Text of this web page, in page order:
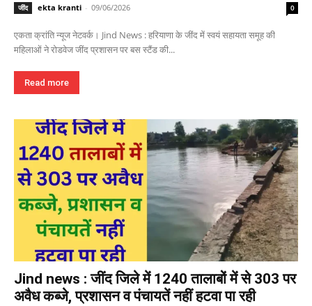
जींद ekta kranti - 09/06/2026 0
एकता क्रांति न्यूज नेटवर्क। Jind News : हरियाणा के जींद में स्वयं सहायता समूह की
महिलाओं ने रोडवेज जींद प्रशासन पर बस स्टैंड की...
Read more
Jind news : जींद जिले में 1240 तालाबों में से 303 पर
अवैध कब्जे, प्रशासन व पंचायतें नहीं हटवा पा रही